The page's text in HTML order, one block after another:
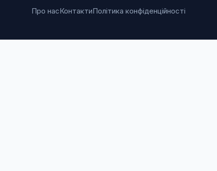
Про насКонтактиПолітика конфіденційності